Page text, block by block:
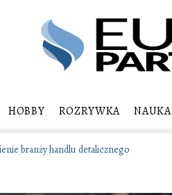
HOBBY ROZRYWKA NAUKA
branży handlu detalicznego